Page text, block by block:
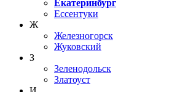
Екатеринбург
Ессентуки
Ж
Железногорск
Жуковский
З
Зеленодольск
Златоуст